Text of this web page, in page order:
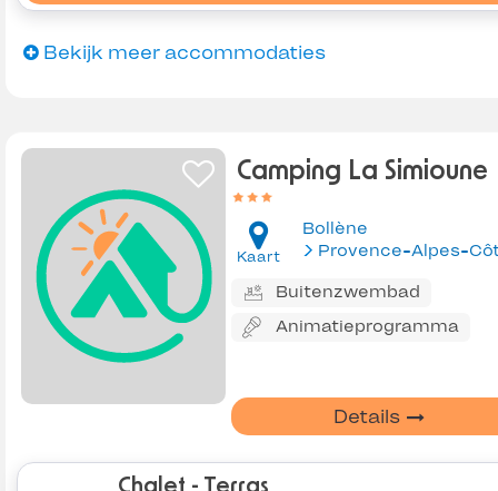
Bekijk meer accommodaties
Camping La Simioune
Kaart
Bollène
Buitenzwembad
Animatieprogramma
Details